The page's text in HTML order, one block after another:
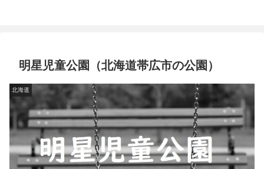
明星児童公園（北海道帯広市の公園）
北海道